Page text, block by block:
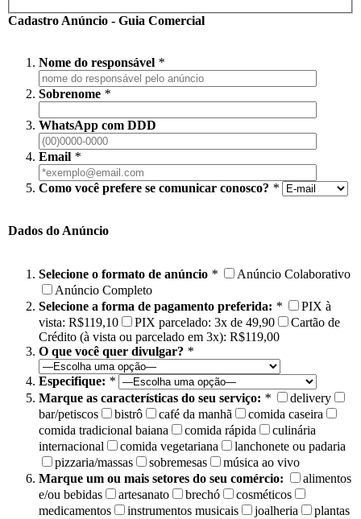
Cadastro Anúncio - Guia Comercial
Nome do responsável *
Sobrenome *
WhatsApp com DDD
Email *
Como você prefere se comunicar conosco? *
Dados do Anúncio
Selecione o formato de anúncio *
Anúncio Colaborativo
Anúncio Completo
Selecione a forma de pagamento preferida: *
PIX à
vista: R$119,10
PIX parcelado: 3x de 49,90
Cartão de
Crédito (à vista ou parcelado em 3x): R$119,00
O que você quer divulgar? *
Especifique: *
Marque as características do seu serviço: *
delivery
bar/petiscos
bistrô café da manhã
comida caseira
comida tradicional baiana
comida rápida
culinária
internacional
comida vegetariana
lanchonete ou padaria
pizzaria/massas
sobremesas
música ao vivo
Marque um ou mais setores do seu comércio:
alimentos
e/ou bebidas
artesanato brechó
cosméticos
medicamentos
instrumentos musicais joalheria
plantas